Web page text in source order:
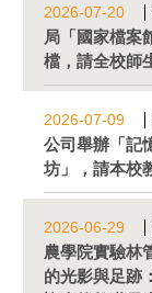
2026-07-20
局「國家檔案
檔，請全校師
2026-07-09
公司舉辦「記
坊」，請本校
2026-06-29
農學院實驗林
的光影與足跡